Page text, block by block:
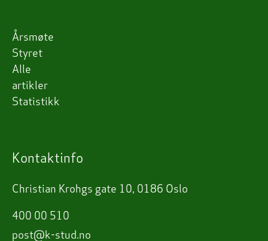
Årsmøte
Styret
Alle
artikler
Statistikk
Kontaktinfo
Christian Krohgs gate 10, 0186 Oslo
400 00 510
post@k-stud.no